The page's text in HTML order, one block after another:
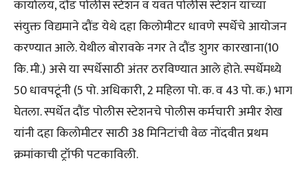
कार्यालय, दौंड पोलीस स्टेशन व यवत पोलीस स्टेशन यांच्या
संयुक्त विद्यमाने दौंड येथे दहा किलोमीटर धावणे स्पर्धेचे आयोजन
करण्यात आले. येथील बोरावके नगर ते दौंड शुगर कारखाना(10
कि. मी.) असे या स्पर्धेसाठी अंतर ठरविण्यात आले होते. स्पर्धेमध्ये
50 धावपटूंनी (5 पो. अधिकारी, 2 महिला पो. क. व 43 पो. क.) भाग
घेतला. स्पर्धेत दौंड पोलीस स्टेशनचे पोलीस कर्मचारी अमीर शेख
यांनी दहा किलोमीटर साठी 38 मिनिटांची वेळ नोंदवीत प्रथम
क्रमांकाची ट्रॉफी पटकाविली.